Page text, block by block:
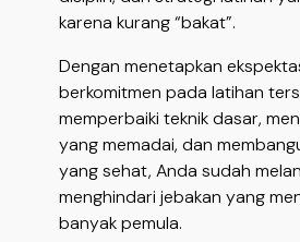
karena kurang “bakat”.
Dengan menetapkan
berkomitmen pada latihan
memperbaiki teknik dasar,
yang memadai, dan
yang sehat, Anda sudah
menghindari jebakan yang
banyak pemula.